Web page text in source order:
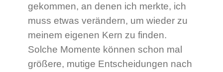
gekommen, an denen ich merkte, ich
muss etwas verändern, um wieder zu
meinem eigenen Kern zu finden.
Solche Momente können schon mal
größere, mutige Entscheidungen nach